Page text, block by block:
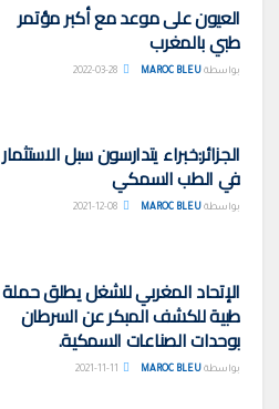
العيون على موعد مع أكبر مؤتمر
طبي بالمغرب
بواسطة MAROC BLEU
الجزائر:خبراء يتدارسون سبل الاستثمار
في الطب السمكي
بواسطة MAROC BLEU
الإتحاد المغربي للشغل يطلق حملة
طبية للكشف المبكر عن السرطان
بوحدات الصناعات السمكية.
بواسطة MAROC BLEU